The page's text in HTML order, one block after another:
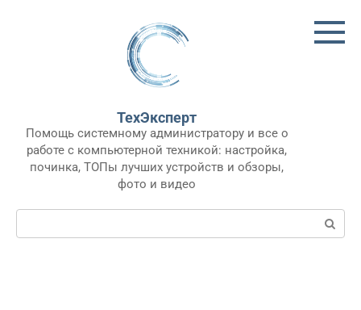
ТехЭксперт
Помощь системному администратору и все о
работе с компьютерной техникой: настройка,
починка, ТОПы лучших устройств и обзоры,
фото и видео
Поиск: